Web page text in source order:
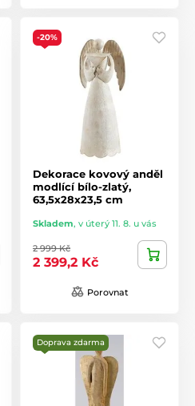
-20%
Dekorace kovový anděl
modlící bílo-zlatý,
63,5x28x23,5 cm
Skladem, v úterý 11. 8. u vás
2 999 Kč
2 399,2 Kč
Porovnat
Doprava zdarma